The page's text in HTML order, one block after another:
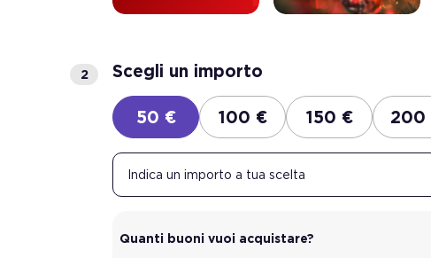
Scegli un importo
50 € 100 € 150 € 200
Quanti buoni vuoi acquistare?